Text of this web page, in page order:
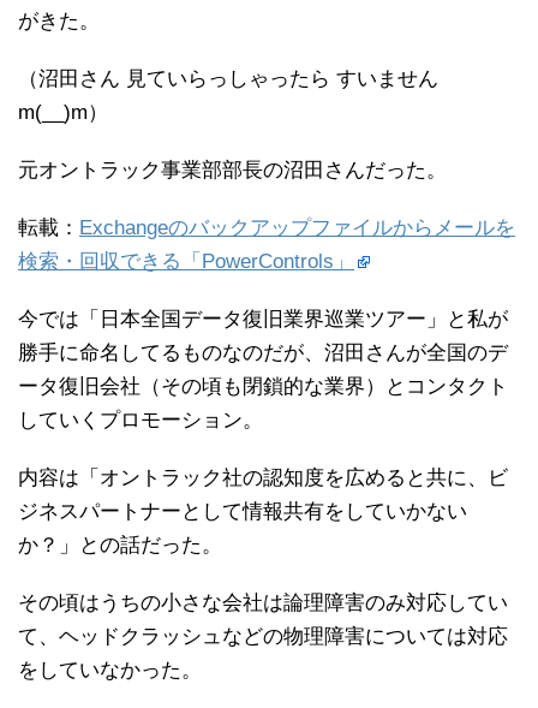
がきた。
（沼田さん 見ていらっしゃったら すいません
m(__)m）
元オントラック事業部部長の沼田さんだった。
転載： Exchangeのバックアップファイルからメールを
検索・回収できる「PowerControls」
今では「日本全国データ復旧業界巡業ツアー」と私が
勝手に命名してるものなのだが、沼田さんが全国のデ
ータ復旧会社（その頃も閉鎖的な業界）とコンタクト
していくプロモーション。
内容は「オントラック社の認知度を広めると共に、ビ
ジネスパートナーとして情報共有をしていかない
か？」との話だった。
その頃はうちの小さな会社は論理障害のみ対応してい
て、ヘッドクラッシュなどの物理障害については対応
をしていなかった。